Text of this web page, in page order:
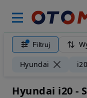
Filtruj
Hyundai i20
Hyundai i20 -